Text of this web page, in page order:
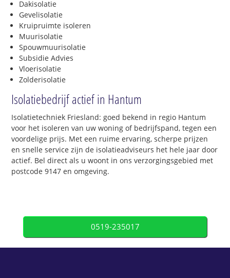
Dakisolatie
Gevelisolatie
Kruipruimte isoleren
Muurisolatie
Spouwmuurisolatie
Subsidie Advies
Vloerisolatie
Zolderisolatie
Isolatiebedrijf actief in Hantum
Isolatietechniek Friesland: goed bekend in regio Hantum
voor het isoleren van uw woning of bedrijfspand, tegen een
voordelige prijs. Met een ruime ervaring, scherpe prijzen
en snelle service zijn de isolatieadviseurs het hele jaar door
actief. Bel direct als u woont in ons verzorgingsgebied met
postcode 9147 en omgeving.
0519-235017